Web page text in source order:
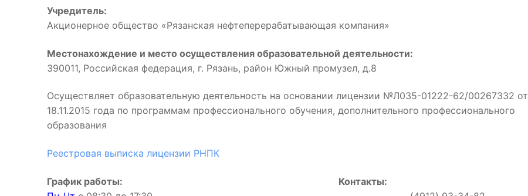
Учредитель:
Акционерное общество «Рязанская нефтеперерабатывающая компания»
Местонахождение и место осуществления образовательной деятельности:
390011, Российская федерация, г. Рязань, район Южный промузел, д.8
Осуществляет образовательную деятельность на основании лицензии №Л035-01222-62/00267332 от
18.11.2015 года по программам профессионального обучения, дополнительного профессионального
образования
Реестровая выписка лицензии РНПК
График работы: Контакты: